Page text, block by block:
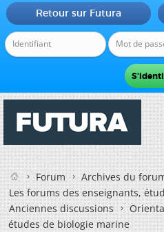
Retour sur Futura
Forum
Archives du
Les forums des enseignants,
Anciennes discussions
études de biologie marine